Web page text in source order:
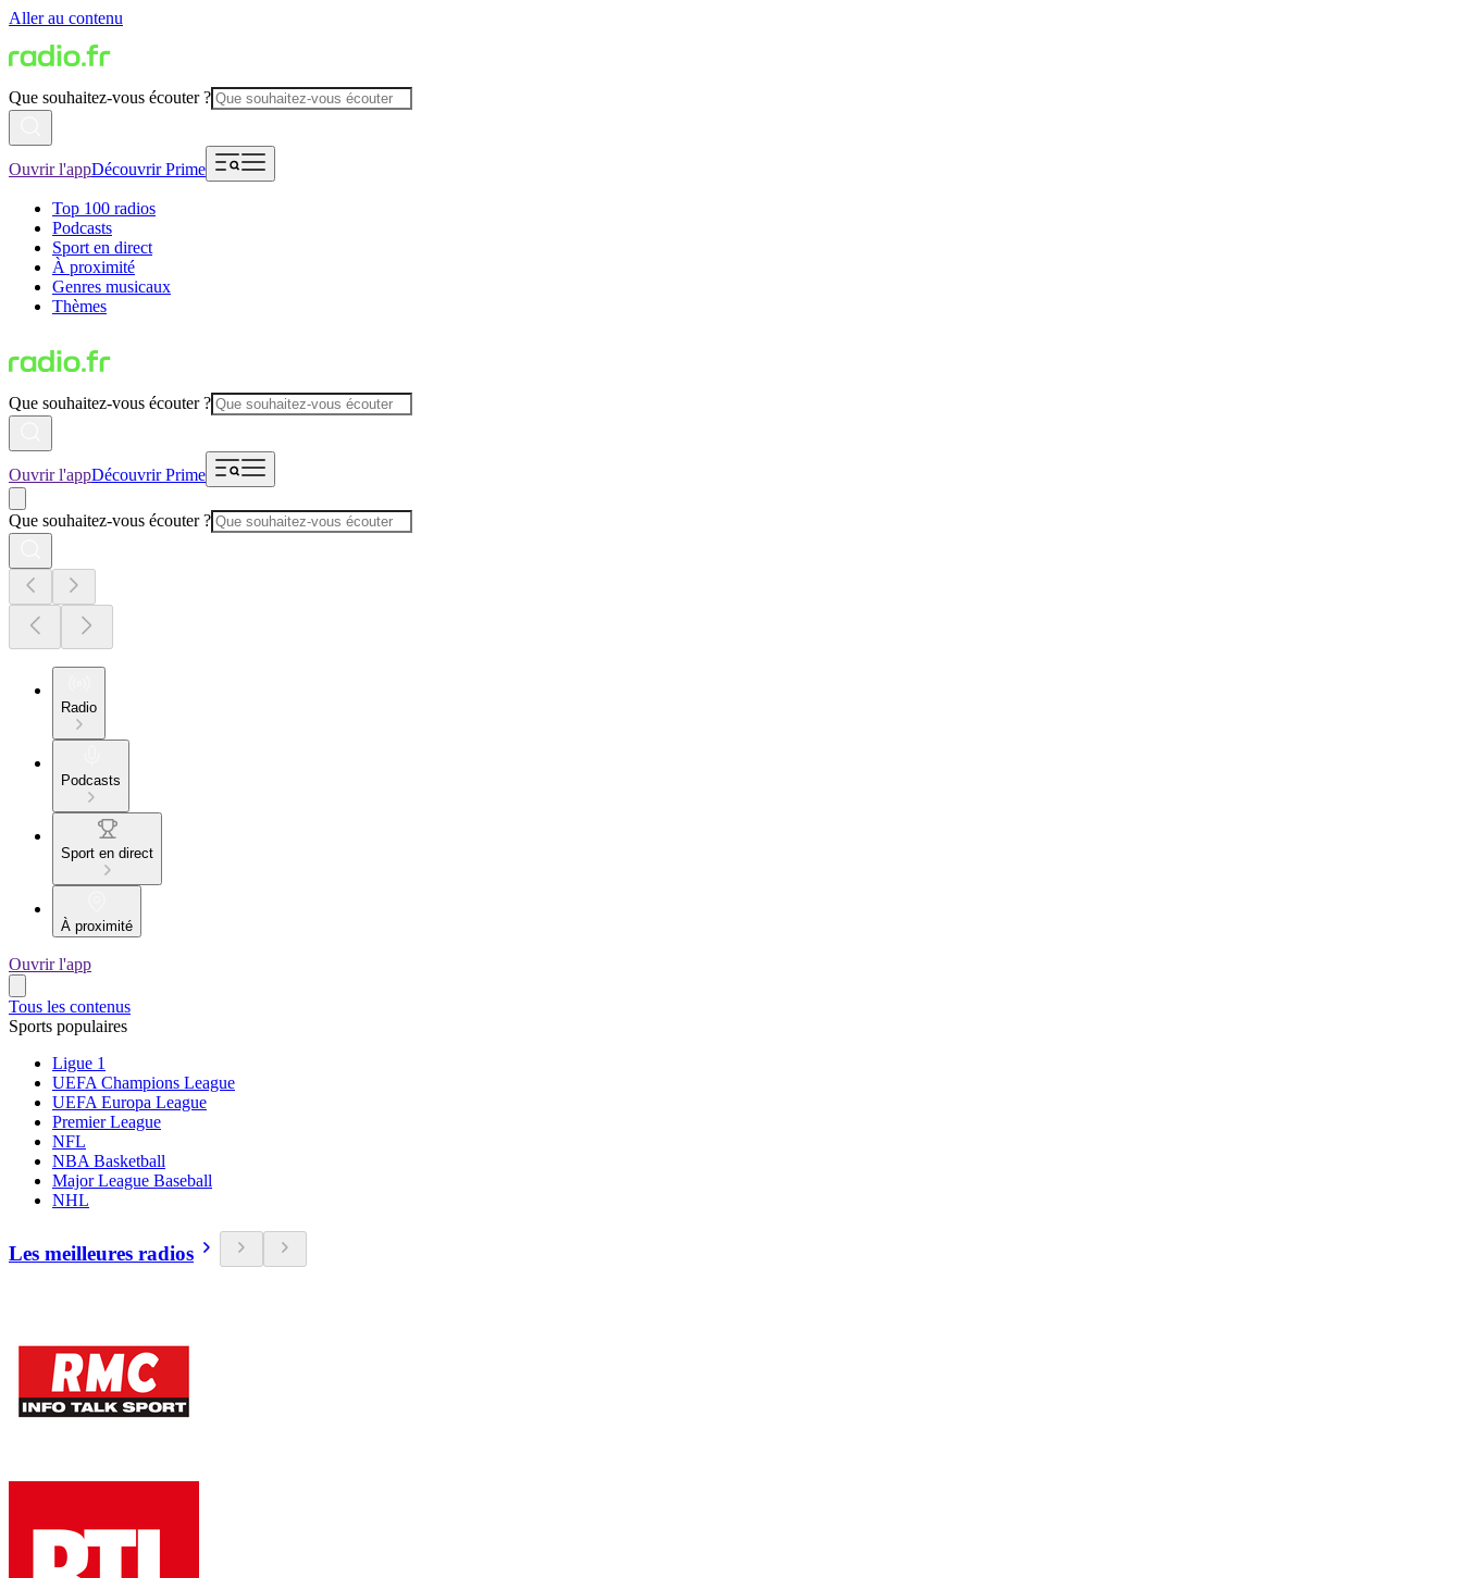
Aller au contenu
Que souhaitez-vous écouter ?
Ouvrir l'appDécouvrir Prime
Top 100 radios
Podcasts
Sport en direct
À proximité
Genres musicaux
Thèmes
Que souhaitez-vous écouter ?
Ouvrir l'appDécouvrir Prime
Que souhaitez-vous écouter ?
Radio
Podcasts
Sport en direct
À proximité
Ouvrir l'app
Tous les contenus
Sports populaires
Ligue 1
UEFA Champions League
UEFA Europa League
Premier League
NFL
NBA Basketball
Major League Baseball
NHL
Les meilleures radios